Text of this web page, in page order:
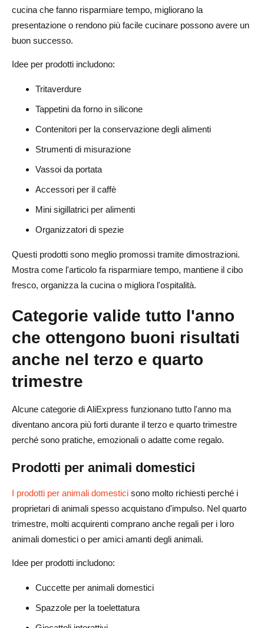
cucina che fanno risparmiare tempo, migliorano la
presentazione o rendono più facile cucinare possono avere un
buon successo.
Idee per prodotti includono:
Tritaverdure
Tappetini da forno in silicone
Contenitori per la conservazione degli alimenti
Strumenti di misurazione
Vassoi da portata
Accessori per il caffè
Mini sigillatrici per alimenti
Organizzatori di spezie
Questi prodotti sono meglio promossi tramite dimostrazioni.
Mostra come l'articolo fa risparmiare tempo, mantiene il cibo
fresco, organizza la cucina o migliora l'ospitalità.
Categorie valide tutto l'anno
che ottengono buoni risultati
anche nel terzo e quarto
trimestre
Alcune categorie di AliExpress funzionano tutto l'anno ma
diventano ancora più forti durante il terzo e quarto trimestre
perché sono pratiche, emozionali o adatte come regalo.
Prodotti per animali domestici
I prodotti per animali domestici sono molto richiesti perché i
proprietari di animali spesso acquistano d'impulso. Nel quarto
trimestre, molti acquirenti comprano anche regali per i loro
animali domestici o per amici amanti degli animali.
Idee per prodotti includono:
Cuccette per animali domestici
Spazzole per la toelettatura